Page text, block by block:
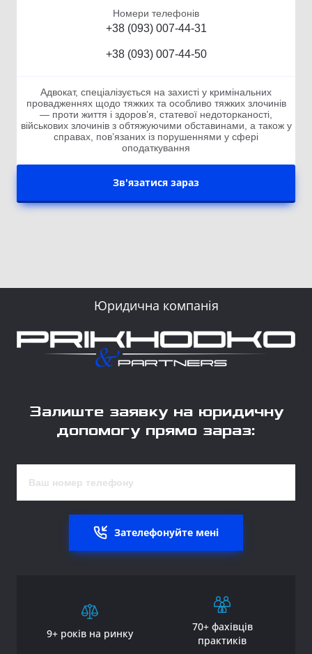
Номери телефонів
+38 (093) 007-44-31
+38 (093) 007-44-50
Адвокат, спеціалізується на захисті у кримінальних
провадженнях щодо тяжких та особливо тяжких злочинів
— проти життя і здоров’я, статевої недоторканості,
військових злочинів з обтяжуючими обставинами, а також у
справах, пов’язаних із порушеннями у сфері
оподаткування
Зв'язатися зараз
Юридична компанія
Залиште заявку на юридичну
допомогу прямо зараз:
Зателефонуйте мені
9+ років на ринку
70+ фахівців
практиків